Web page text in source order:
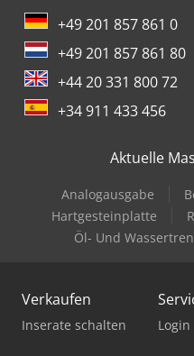
+49 201 857 861 0
+49 201 857 861 80
+44 20 331 800 72
+34 911 433 456
Aktuelle
Analogausgabe
Hartgesteinplatte
Öl- Und
Verkaufen
Inserate schalten Login